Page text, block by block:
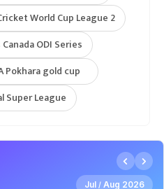
World Cup League 2
Canada ODI Series
Pokhara gold cup
Super League
Jul / Aug 2026